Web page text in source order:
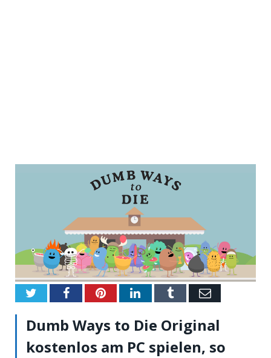
TwitterFacebookPinterestLinkedInTumblrEmail
Dumb Ways to Die Original
kostenlos am PC spielen, so